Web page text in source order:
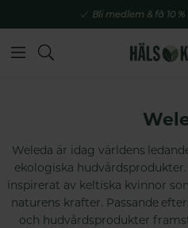
Bli medlem & få 10
Weleda är idag världens
ekologiska
inspirerat av keltiska kvinnor
naturens krafter. Passande
och hudvårdsprodukter